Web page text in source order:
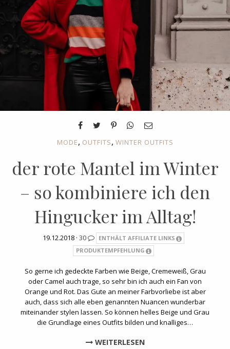
MODE, OUTFITS, WINTER OUTFITS
der rote Mantel im Winter
– so kombiniere ich den
Hingucker im Alltag!
19.12.2018 · 30
ENTHÄLT AFFILIATE LINKS
PRODUKTEMPFEHLUNG
So gerne ich gedeckte Farben wie Beige, Cremeweiß, Grau
oder Camel auch trage, so sehr bin ich auch ein Fan von
Orange und Rot. Das Gute an meiner Farbvorliebe ist aber
auch, dass sich alle eben genannten Nuancen wunderbar
miteinander stylen lassen. So können helles Beige und Grau
die Grundlage eines Outfits bilden und knalliges…
WEITERLESEN